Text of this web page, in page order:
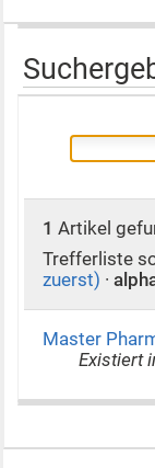
1 Artikel
Trefferliste
zuerst) ·
Master
Existiert